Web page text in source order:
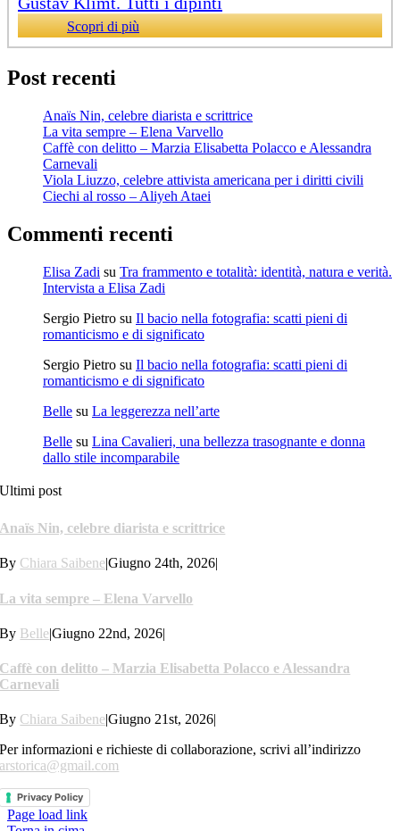
Scopri di più
Post recenti
Anaïs Nin, celebre diarista e scrittrice
La vita sempre – Elena Varvello
Caffè con delitto – Marzia Elisabetta Polacco e Alessandra
Carnevali
Viola Liuzzo, celebre attivista americana per i diritti civili
Ciechi al rosso – Aliyeh Ataei
Commenti recenti
Elisa Zadi su Tra frammento e totalità: identità, natura e verità.
Intervista a Elisa Zadi
Sergio Pietro su Il bacio nella fotografia: scatti pieni di
romanticismo e di significato
Sergio Pietro su Il bacio nella fotografia: scatti pieni di
romanticismo e di significato
Belle su La leggerezza nell’arte
Belle su Lina Cavalieri, una bellezza trasognante e donna
dallo stile incomparabile
Ultimi post
Anaïs Nin, celebre diarista e scrittrice
By Chiara Saibene|Giugno 24th, 2026|
La vita sempre – Elena Varvello
By Belle|Giugno 22nd, 2026|
Caffè con delitto – Marzia Elisabetta Polacco e Alessandra
Carnevali
By Chiara Saibene|Giugno 21st, 2026
Per informazioni e richieste di collaborazione, scrivi all’indirizzo
arstorica@gmail.com
Privacy Policy
Page load link